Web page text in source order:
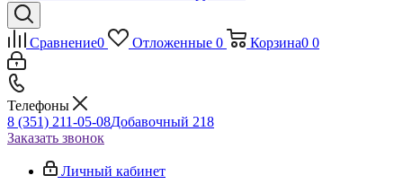
Сравнение0 Отложенные 0 Корзина0 0
Телефоны
8 (351) 211-05-08Добавочный 218
Заказать звонок
Личный кабинет